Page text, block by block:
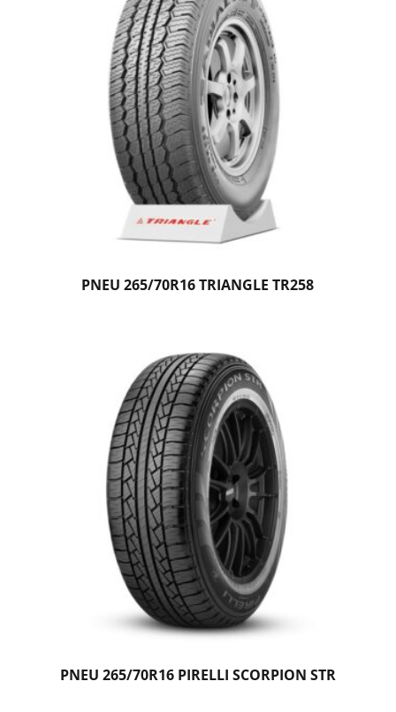
PNEU 265/70R16 TRIANGLE TR258
PNEU 265/70R16 PIRELLI SCORPION STR